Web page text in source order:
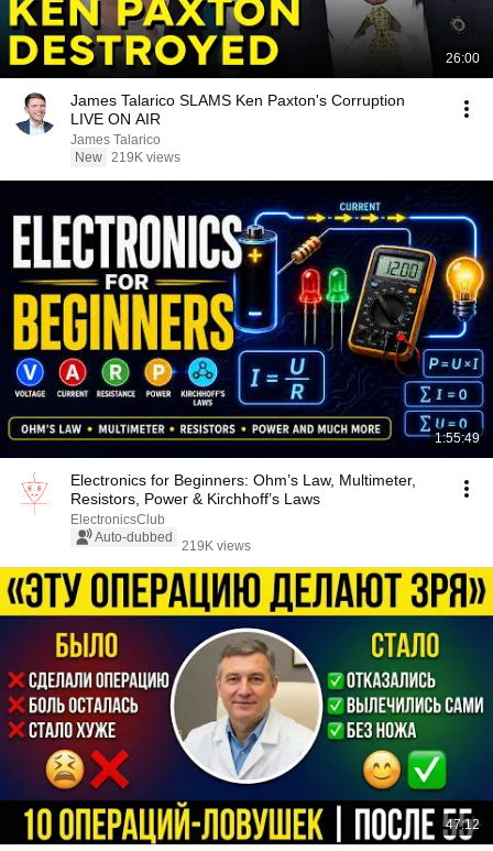
26:00
James Talarico SLAMS Ken Paxton's Corruption
LIVE ON AIR
James Talarico
New 219K views
1:55:49
Electronics for Beginners: Ohm’s Law, Multimeter,
Resistors, Power & Kirchhoff’s Laws
ElectronicsClub
Auto-dubbed
219K views
47:12